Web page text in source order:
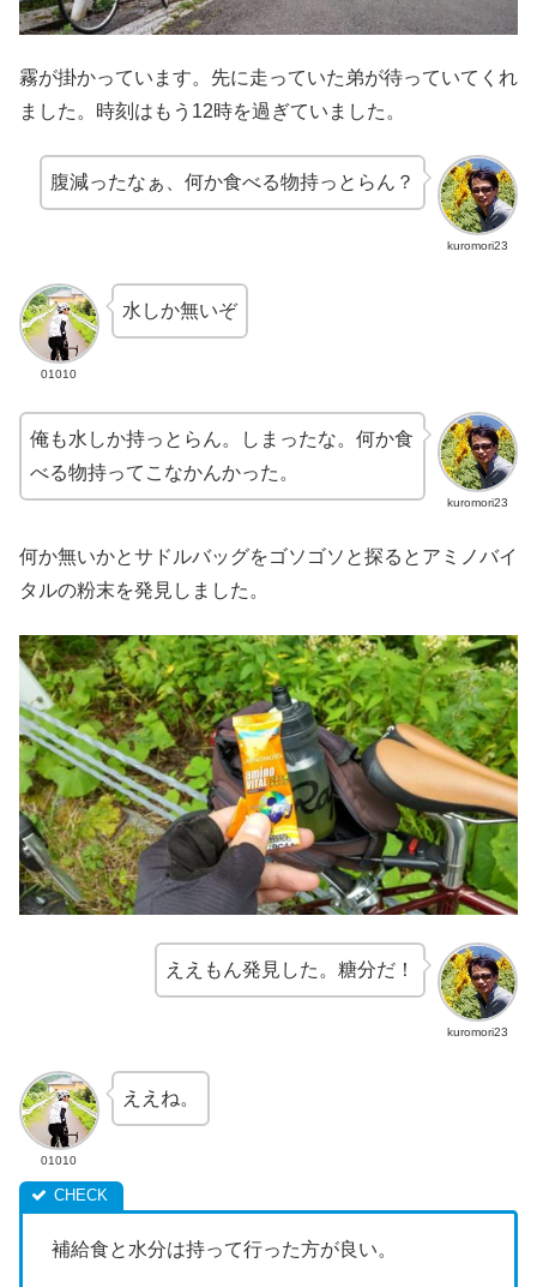
霧が掛かっています。先に走っていた弟が待っていてくれ
ました。時刻はもう12時を過ぎていました。
kuromori23
腹減ったなぁ、何か食べる物持っとらん？
01010
水しか無いぞ
kuromori23
俺も水しか持っとらん。しまったな。何か食
べる物持ってこなかんかった。
何か無いかとサドルバッグをゴソゴソと探るとアミノバイ
タルの粉末を発見しました。
kuromori23
ええもん発見した。糖分だ！
01010
ええね。
補給食と水分は持って行った方が良い。